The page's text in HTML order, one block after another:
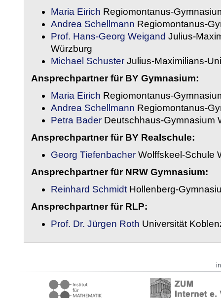
Maria Eirich Regiomontanus-
Andrea Schellmann Regiomontanus-
Prof. Hans-Georg Weigand Julius-
Würzburg
Michael Schuster Julius-Maximilians-
Ansprechpartner für BY Gymnasium:
Maria Eirich Regiomontanus-
Andrea Schellmann Regiomontanus-
Petra Bader Deutschhaus-Gymnasium
Ansprechpartner für BY Realschule:
Georg Tiefenbacher Wolffskeel-Schule
Ansprechpartner für NRW Gymnasium:
Reinhard Schmidt Hollenberg-
Ansprechpartner für RLP:
Prof. Dr. Jürgen Roth Universität